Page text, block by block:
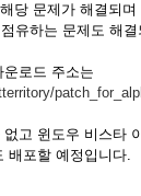
당 문제가 해결되
유하는 문제도 해
로드 주소는
고 윈도우 비스타
배포할 예정입니다.